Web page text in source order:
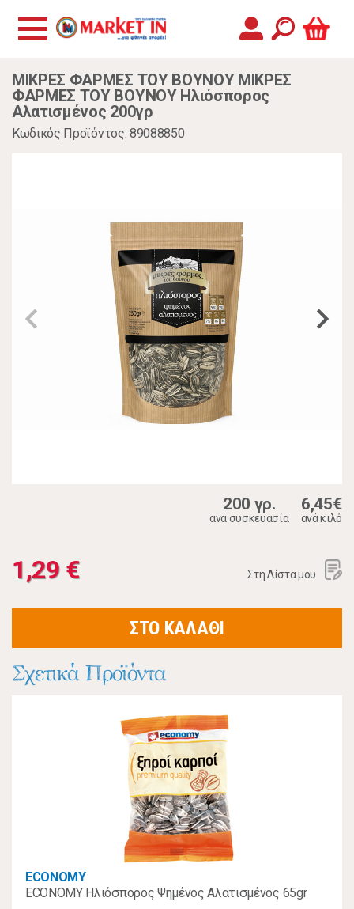
ΜΙΚΡΕΣ ΦΑΡΜΕΣ ΤΟΥ ΒΟΥΝΟΥ ΜΙΚΡΕΣ
ΦΑΡΜΕΣ ΤΟΥ ΒΟΥΝΟΥ Ηλιόσπορος
Αλατισμένος 200γρ
Κωδικός Προϊόντος: 89088850
200 γρ.
ανά συσκευασία
6,45€
ανά κιλό
1,29 € Στη Λίστα μου
ΣΤΟ ΚΑΛΑΘΙ
Σχετικά Προϊόντα
ECONOMY
ECONOMY Ηλιόσπορος Ψημένος Αλατισμένος 65gr